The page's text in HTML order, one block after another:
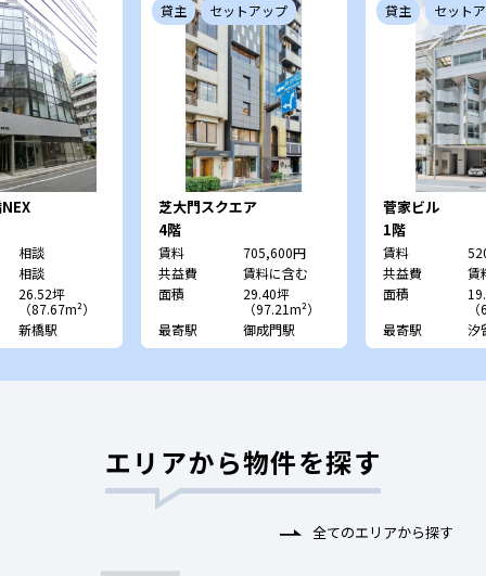
相談
相談
26.52坪
（87.67m²）
新橋駅
貸主 セットアップ
芝大門スクエア
4階
賃料
705,600円
共益費
賃料に含む
面積
29.40坪
（97.21m²）
最寄駅
御成門駅
貸主 セット
菅家ビル
1階
賃料
共益費
賃
面積
最寄駅
汐
エリアから物件を探す
全てのエリアから探す